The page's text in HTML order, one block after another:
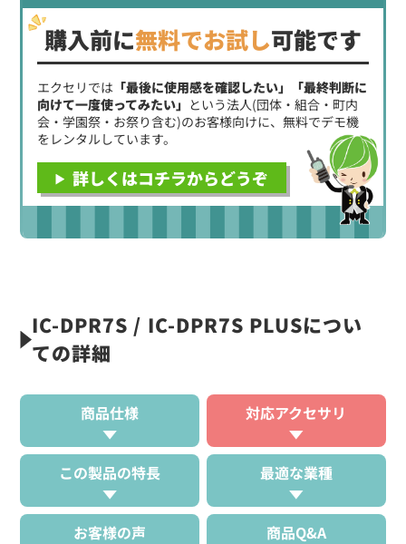
購入前に無料でお試し可能です
エクセリでは 「最後に使用感を確認したい」「最終判断に
向けて一度使ってみたい」 という法人(団体・組合・町内
会・学園祭・お祭り含む)のお客様向けに、無料でデモ機
をレンタルしています。
詳しくはコチラからどうぞ
IC-DPR7S / IC-DPR7S PLUSについ
ての詳細
商品仕様 対応アクセサリ
この製品の特長 最適な業種
お客様の声 商品Q&A